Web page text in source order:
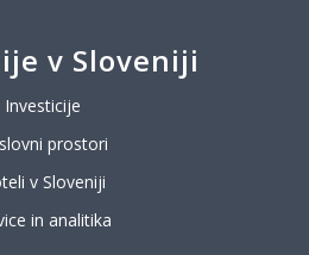
v Sloveniji
Investicije
prostori
v Sloveniji
in analitika